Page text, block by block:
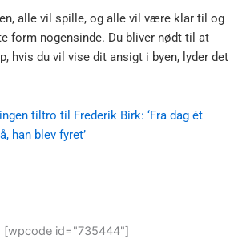
alle vil spille, og alle vil være klar til og
form nogensinde. Du bliver nødt til at
hvis du vil vise dit ansigt i byen, lyder det
tiltro til Frederik Birk: ‘Fra dag ét
han blev fyret’
[wpcode id="735444"]